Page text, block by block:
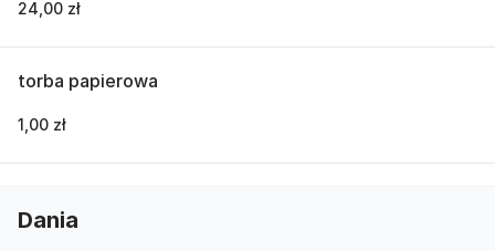
24,00 zł
torba papierowa
1,00 zł
Dania